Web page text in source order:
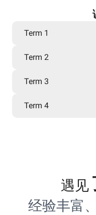
Term 1
Term 2
Term 3
Term 4
遇见
经验丰富